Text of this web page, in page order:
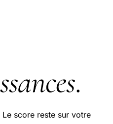
.
score reste sur votre